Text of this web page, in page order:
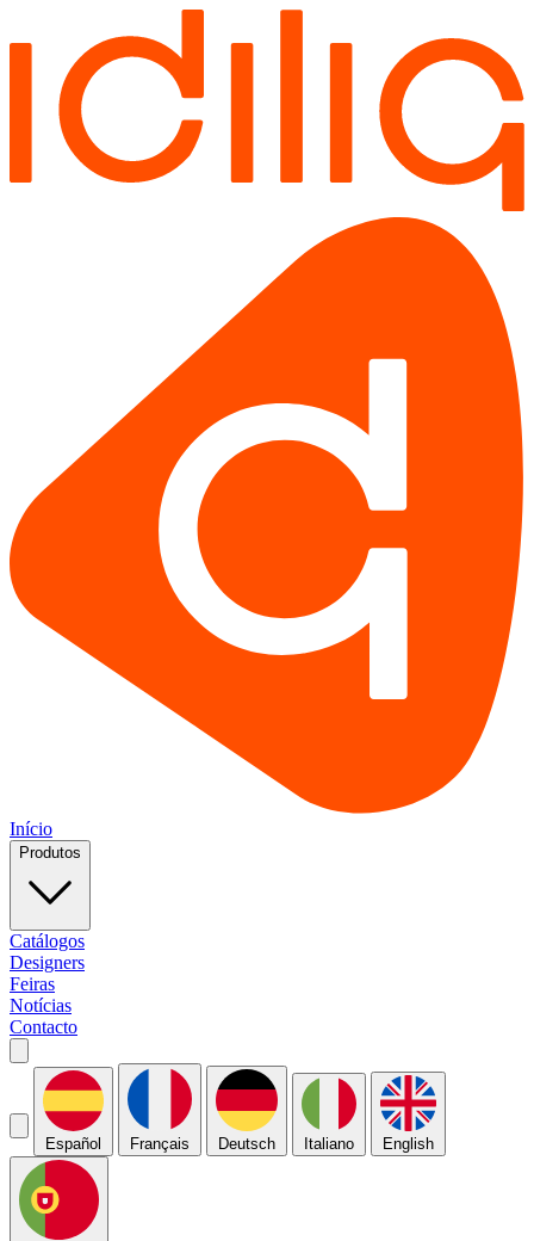
Início
Produtos
Catálogos
Designers
Feiras
Notícias
Contacto
Español Français Deutsch Italiano English